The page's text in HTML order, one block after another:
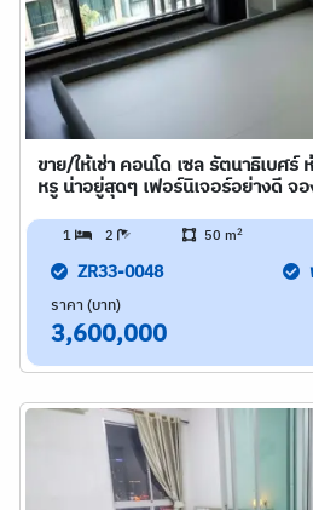
ขาย/ให้เช่า คอนโด เซล รัตนาธิเบศ
หรู น่าอยู่สุดๆ เฟอร์นิเจอร์อย่างดี จอ
1 2 50 m2
ZR33-0048
ราคา (บาท)
3,600,000